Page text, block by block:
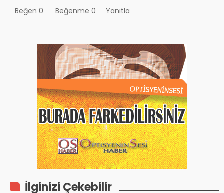
Beğen 0 Beğenme 0 Yanıtla
İlginizi Çekebilir